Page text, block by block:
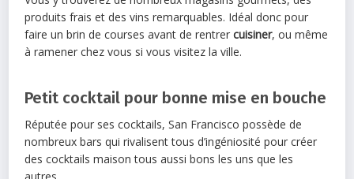
produits frais et des vins remarquables. Idéal donc pour
faire un brin de courses avant de rentrer cuisiner, ou même
à ramener chez vous si vous visitez la ville.
Petit cocktail pour bonne mise en bouche
Réputée pour ses cocktails, San Francisco possède de
nombreux bars qui rivalisent tous d’ingéniosité pour créer
des cocktails maison tous aussi bons les uns que les
autres.